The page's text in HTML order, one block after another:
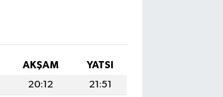
AKŞAM
YATSI
20:12
21:51